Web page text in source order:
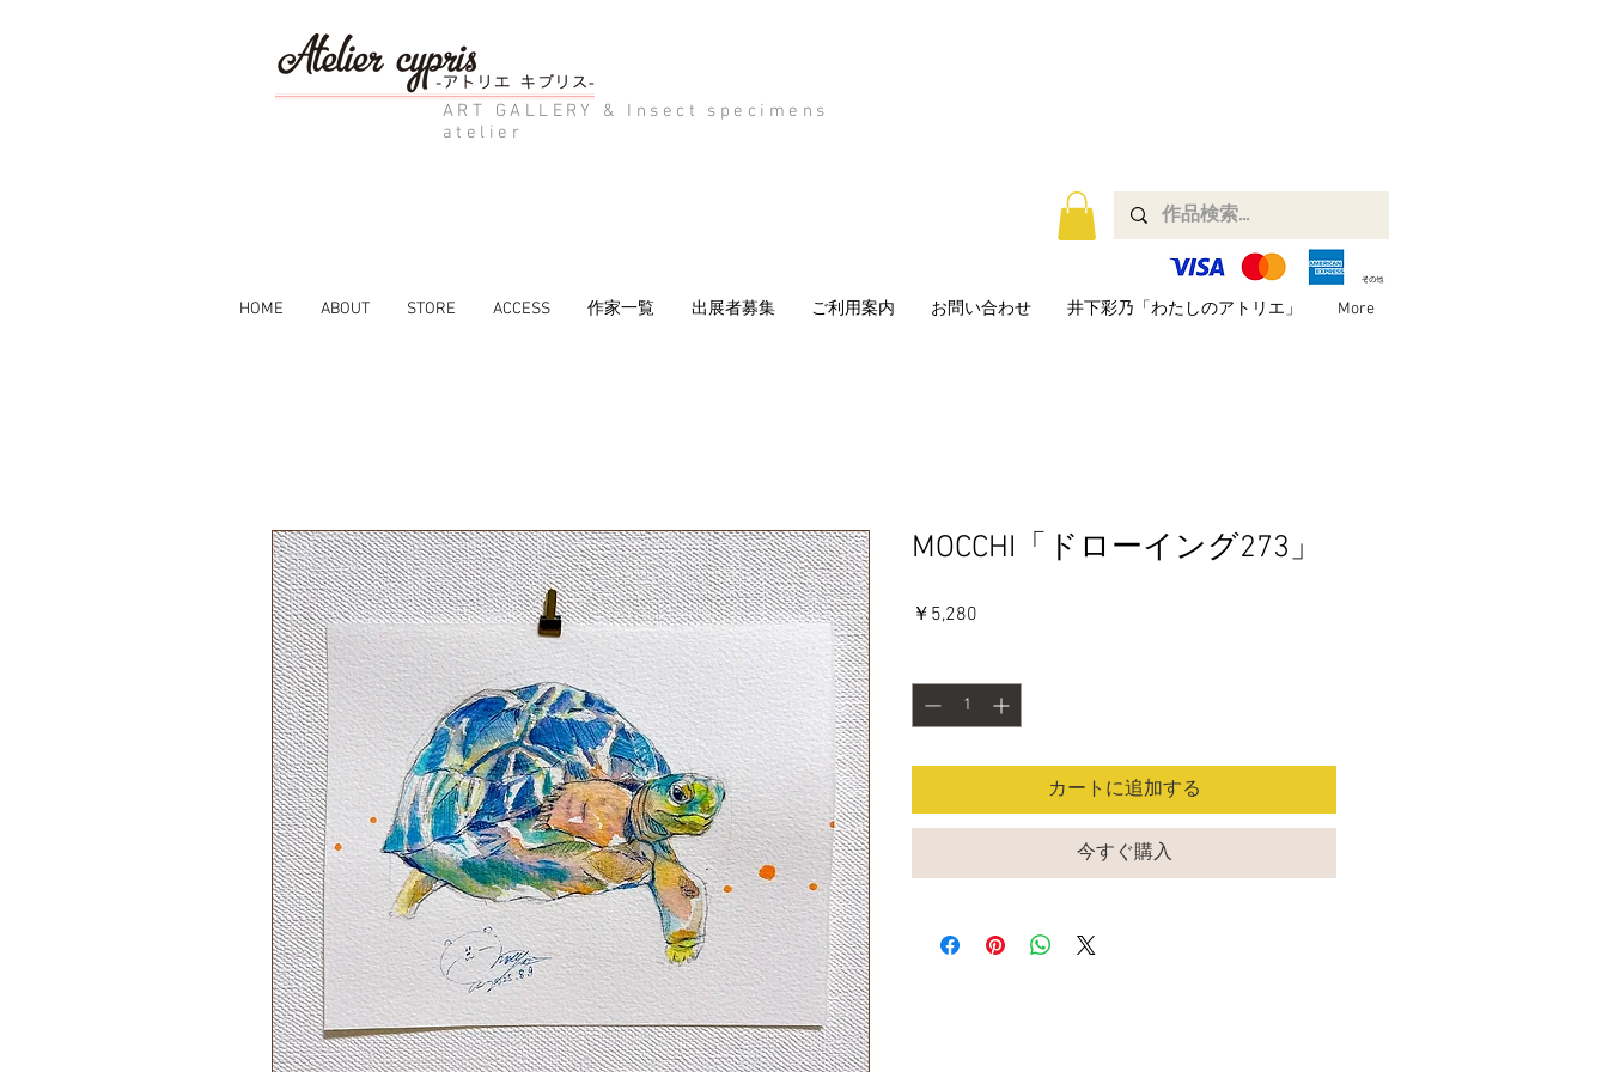
ART GALLERY & Insect specimens
atelier
HOME ABOUT STORE ACCESS 作家一覧 出展者募集 ご利用案内 お問い合わせ 井下彩乃「わたしのアトリエ」 More
MOCCHI「ドローイング273」
￥5,280
カートに追加する
今すぐ購入